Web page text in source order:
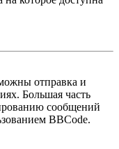
отправка и
Большая часть
сообщений
BBCode.